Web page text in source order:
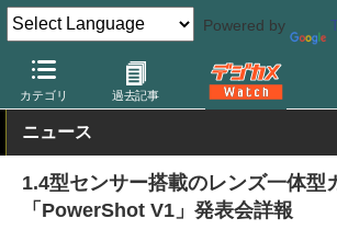
Powered by
カテゴリ 過去記事
デジカメ Watch カメラ レンズ一体型（コ
ニュース
1.4型センサー搭載のレンズ一体型
「PowerShot V1」発表会詳報